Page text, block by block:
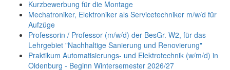
Kurzbewerbung für die Montage
Mechatroniker, Elektroniker als Servicetechniker m/w/d für
Aufzüge
Professorin / Professor (m/w/d) der BesGr. W2, für das
Lehrgebiet "Nachhaltige Sanierung und Renovierung"
Praktikum Automatisierungs- und Elektrotechnik (w/m/d) in
Oldenburg - Beginn Wintersemester 2026/27